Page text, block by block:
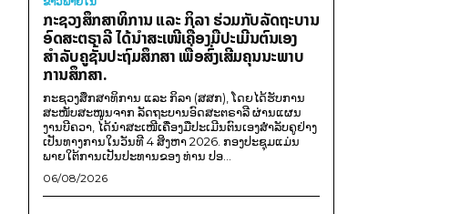
ກະຊວງສຶກສາທິການ ແລະ ກິລາ ຮ່ວມກັບລັດຖະບານ
ອົດສະຕຣາລີ ໄດ້ນຳສະເໜີເຄື່ອງມືປະເມີນຕົນເອງ
ສຳລັບຄູຊັ້ນປະຖົມສຶກສາ ເພື່ອສົ່ງເສີມຄຸນນະພາບ
ການສຶກສາ.
ກະຊວງສຶກສາທິການ ແລະ ກິລາ (ສສກ), ໂດຍໄດ້ຮັບການ
ສະໜັບສະໜູນຈາກ ລັດຖະບານອົດສະຕຣາລີ ຜ່ານແຜນ
ງານບີຄວາ, ໄດ້ນຳສະເໜີເຄື່ອງມືປະເມີນຕົນເອງສຳລັບຄູຢ່າງ
ເປັນທາງການໃນວັນທີ 4 ສິງຫາ 2026. ກອງປະຊຸມແມ່ນ
ພາຍໃຕ້ການເປັນປະທານຂອງ ທ່ານ ປອ...
06/08/2026